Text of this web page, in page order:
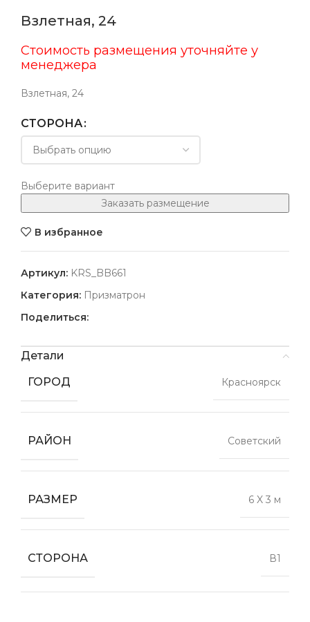
Взлетная, 24
Стоимость размещения уточняйте у
менеджера
Взлетная, 24
СТОРОНА
Выберите вариант
Заказать размещение
В избранное
Артикул: KRS_BB661
Категория: Призматрон
Поделиться:
Детали
ГОРОД
Красноярск
РАЙОН Советский
РАЗМЕР 6 X 3 м
СТОРОНА В1